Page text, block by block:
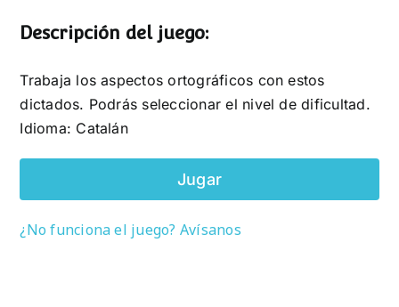
Descripción del juego:
Trabaja los aspectos ortográficos con estos
dictados. Podrás seleccionar el nivel de dificultad.
Idioma: Catalán
Jugar
¿No funciona el juego? Avísanos